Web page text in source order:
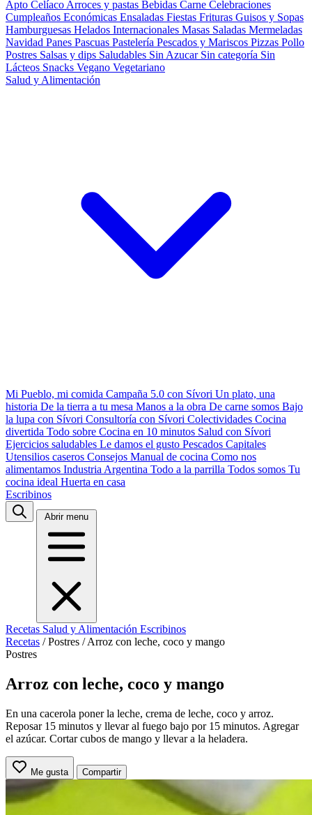
Apto Celíaco Arroces y pastas Bebidas Carne Celebraciones
Cumpleaños Económicas Ensaladas Fiestas Frituras Guisos y Sopas
Hamburguesas Helados Internacionales Masas Saladas Mermeladas
Navidad Panes Pascuas Pastelería Pescados y Mariscos Pizzas Pollo
Postres Salsas y dips Saludables Sin Azucar Sin categoría Sin
Lácteos Snacks Vegano Vegetariano
Salud y Alimentación
Mi Pueblo, mi comida Campaña 5.0 con Sívori Un plato, una
historia De la tierra a tu mesa Manos a la obra De carne somos Bajo
la lupa con Sívori Consultoría con Sívori Colectividades Cocina
divertida Todo sobre Cocina en 10 minutos Salud con Sívori
Ejercicios saludables Le damos el gusto Pescados Capitales
Utensilios caseros Consejos Manual de cocina Como nos
alimentamos Industria Argentina Todo a la parrilla Todos somos Tu
cocina ideal Huerta en casa
Escribinos
Abrir menu
Recetas Salud y Alimentación Escribinos
Recetas / Postres / Arroz con leche, coco y mango
Postres
Arroz con leche, coco y mango
En una cacerola poner la leche, crema de leche, coco y arroz.
Reposar 15 minutos y llevar al fuego bajo por 15 minutos. Agregar
el azúcar. Cortar cubos de mango y llevar a la heladera.
Me gusta Compartir